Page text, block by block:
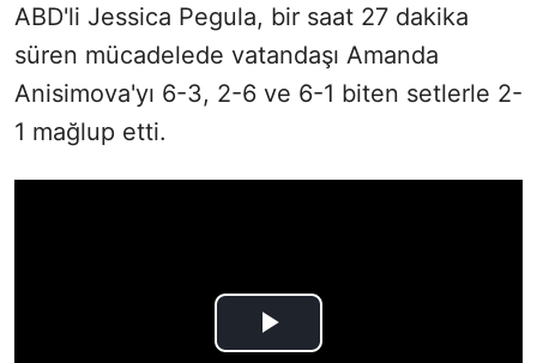
ABD'li Jessica Pegula, bir saat 27 dakika
süren mücadelede vatandaşı Amanda
Anisimova'yı 6-3, 2-6 ve 6-1 biten setlerle 2-
1 mağlup etti.